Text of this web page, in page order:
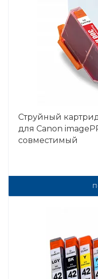
Струйный
для Canon
совместимый